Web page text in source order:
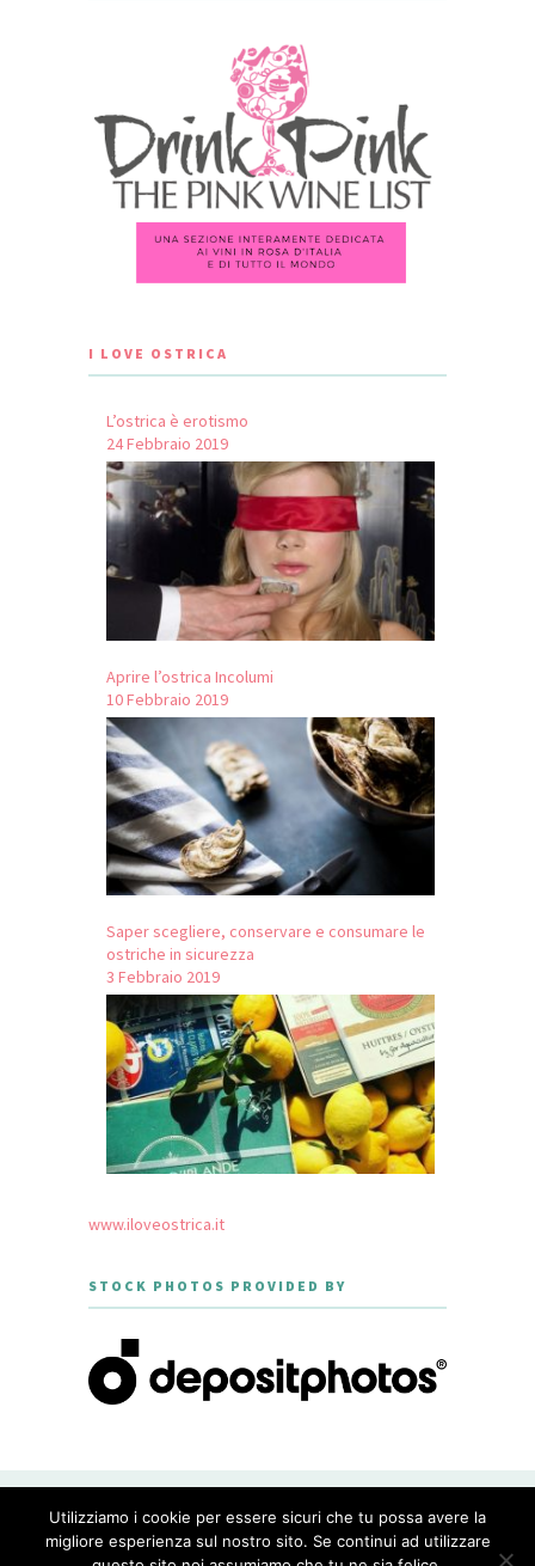
I LOVE OSTRICA
L’ostrica è erotismo
24 Febbraio 2019
Aprire l’ostrica Incolumi
10 Febbraio 2019
Saper scegliere, conservare e consumare le
ostriche in sicurezza
3 Febbraio 2019
www.iloveostrica.it
STOCK PHOTOS PROVIDED BY
GOURMET - THEME DESIGNED BY
MERIDIANTHEMES
Utilizziamo i cookie per essere sicuri che tu possa avere la
migliore esperienza sul nostro sito. Se continui ad utilizzare